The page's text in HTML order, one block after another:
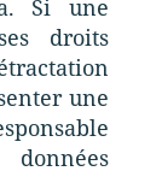
Si une
droits
une